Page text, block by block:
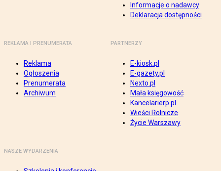
Informacje o nadawcy
Deklaracja dostępności
REKLAMA I PRENUMERATA
Reklama
Ogłoszenia
Prenumerata
Archiwum
PARTNERZY
E-kiosk.pl
E-gazety.pl
Nexto.pl
Mała księgowość
Kancelarierp.pl
Wieści Rolnicze
Życie Warszawy
NASZE WYDARZENIA